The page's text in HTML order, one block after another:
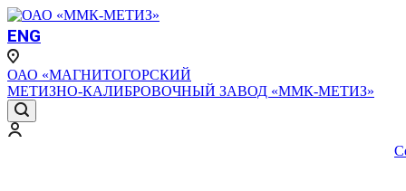
ENG
ОАО «МАГНИТОГОРСКИЙ
МЕТИЗНО-КАЛИБРОВОЧНЫЙ ЗАВОД «ММК-МЕТИЗ»